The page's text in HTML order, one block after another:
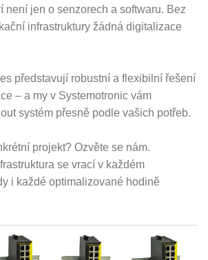
není jen o senzorech a softwaru. Bez
infrastruktury žádná digitalizace
představují robustní a flexibilní řešení
– a my v Systemotronic vám
systém přesně podle vašich potřeb.
projekt? Ozvěte se nám.
se vrací v každém
i každé optimalizované hodině